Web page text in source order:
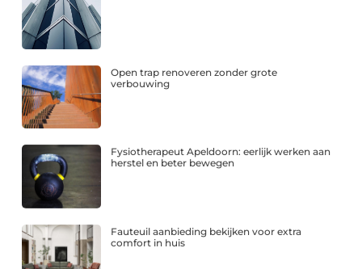
Open trap renoveren zonder grote
verbouwing
Fysiotherapeut Apeldoorn: eerlijk werken aan
herstel en beter bewegen
Fauteuil aanbieding bekijken voor extra
comfort in huis